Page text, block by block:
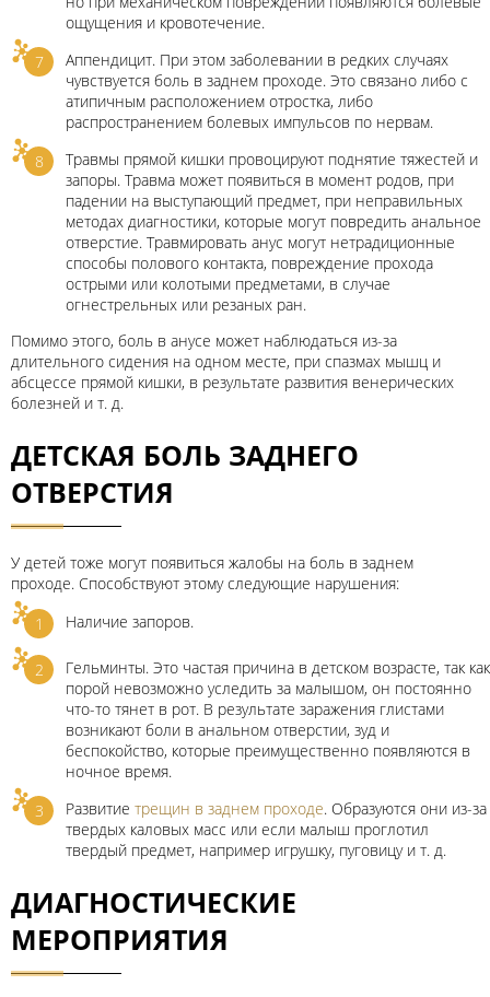
ощущения и кровотечение.
Аппендицит. При этом заболевании в редких случаях
чувствуется боль в заднем проходе. Это связано либо с
атипичным расположением отростка, либо
распространением болевых импульсов по нервам.
Травмы прямой кишки провоцируют поднятие тяжестей и
запоры. Травма может появиться в момент родов, при
падении на выступающий предмет, при неправильных
методах диагностики, которые могут повредить анальное
отверстие. Травмировать анус могут нетрадиционные
способы полового контакта, повреждение прохода
острыми или колотыми предметами, в случае
огнестрельных или резаных ран.
Помимо этого, боль в анусе может наблюдаться из-за
длительного сидения на одном месте, при спазмах мышц и
абсцессе прямой кишки, в результате развития венерических
болезней и т. д.
ДЕТСКАЯ БОЛЬ ЗАДНЕГО
ОТВЕРСТИЯ
У детей тоже могут появиться жалобы на боль в заднем
проходе. Способствуют этому следующие нарушения:
Наличие запоров.
Гельминты. Это частая причина в детском возрасте, так как
порой невозможно уследить за малышом, он постоянно
что-то тянет в рот. В результате заражения глистами
возникают боли в анальном отверстии, зуд и
беспокойство, которые преимущественно появляются в
ночное время.
Развитие трещин в заднем проходе. Образуются они из-за
твердых каловых масс или если малыш проглотил
твердый предмет, например игрушку, пуговицу и т. д.
ДИАГНОСТИЧЕСКИЕ
МЕРОПРИЯТИЯ